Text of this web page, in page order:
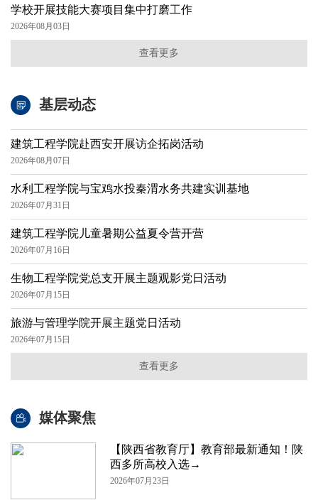
学校开展技能大赛项目集中打磨工作
2026年08月03日
查看更多
基层动态
建筑工程学院赴西安开展访企拓岗活动
2026年08月07日
水利工程学院与宝鸡水投秦渭水务共建实训基地
2026年07月31日
建筑工程学院儿童暑期公益夏令营开营
2026年07月16日
生物工程学院党总支开展主题观影党日活动
2026年07月15日
旅游与管理学院开展主题党日活动
2026年07月15日
查看更多
媒体聚焦
【陕西省教育厅】教育部最新通知！陕
西多所高校入选→
2026年07月23日